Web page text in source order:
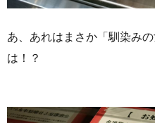
あ、あれはまさか「馴染み
は！？